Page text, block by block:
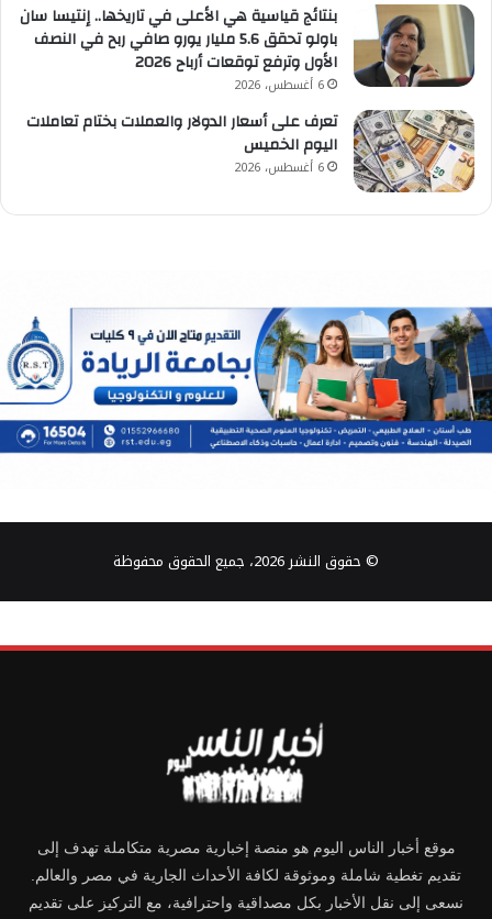
بنتائج قياسية هي الأعلى في تاريخها.. إنتيسا سان
باولو تحقق 5.6 مليار يورو صافي ربح في النصف
الأول وترفع توقعات أرباح 2026
6 أغسطس، 2026
تعرف على أسعار الدولار والعملات بختام تعاملات
اليوم الخميس
6 أغسطس، 2026
© حقوق النشر 2026، جميع الحقوق محفوظة
موقع أخبار الناس اليوم هو منصة إخبارية مصرية متكاملة تهدف إلى
تقديم تغطية شاملة وموثوقة لكافة الأحداث الجارية في مصر والعالم.
نسعى إلى نقل الأخبار بكل مصداقية واحترافية، مع التركيز على تقديم